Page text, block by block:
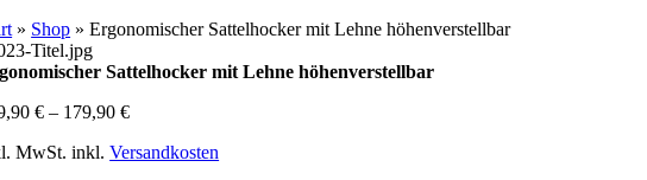
» Shop »Ergonomischer Sattelhocker mit Lehne höhenverstellbar
Sattelhocker mit Lehne höhenverstellbar
€ – 179,90€
MwSt. inkl.Versandkosten